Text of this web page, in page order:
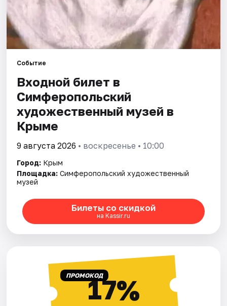
Событие
Входной билет в
Симферопольский
художественный музей в
Крыме
9 августа 2026 • воскресенье • 10:00
Город: Крым
Площадка: Симферопольский художественный
музей
Билеты со скидкой
на Kassir.ru
ПРОМОКОД17%